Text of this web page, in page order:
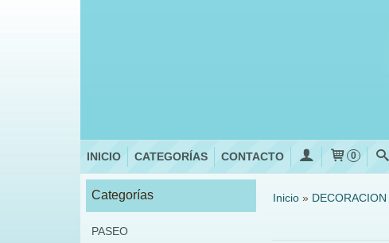
INICIO CATEGORÍAS CONTACTO 0
Categorías
PASEO
Inicio» DECORACION